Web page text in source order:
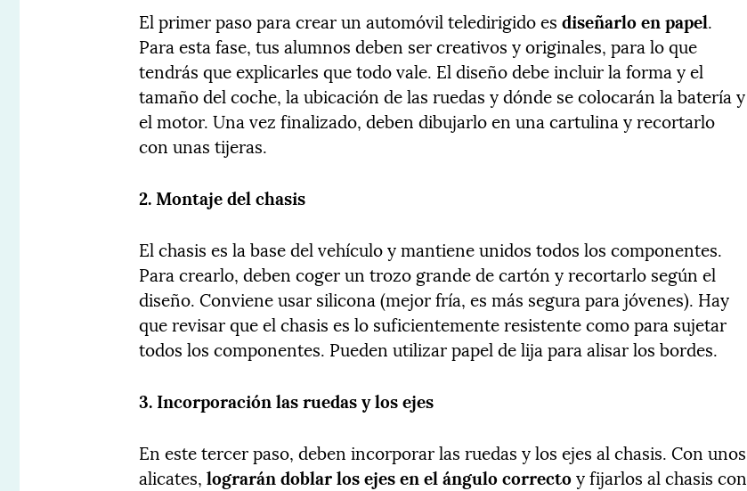
El primer paso para crear un automóvil teledirigido esdiseñarlo en papel.
Para esta fase, tus alumnos deben ser creativos y originales, para lo que
tendrás que explicarles que todo vale. El diseño debe incluir la forma y el
tamaño del coche, la ubicación de las ruedas y dónde se colocarán la batería y
el motor. Una vez finalizado, deben dibujarlo en una cartulina y recortarlo
con unas tijeras.
2. Montaje del chasis
El chasis es la base del vehículo y mantiene unidos todos los componentes.
Para crearlo, deben coger un trozo grande de cartón y recortarlo según el
diseño. Conviene usar silicona (mejor fría, es más segura para jóvenes). Hay
que revisar que el chasis es lo suficientemente resistente como para sujetar
todos los componentes. Pueden utilizar papel de lija para alisar los bordes.
3. Incorporación las ruedas y los ejes
En este tercer paso, deben incorporar las ruedas y los ejes al chasis. Con unos
alicates,lograrán doblar los ejes en el ángulo correctoy fijarlos al chasis con